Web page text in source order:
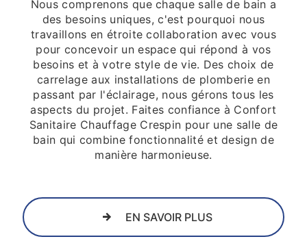
Nous comprenons que chaque salle de bain a
des besoins uniques, c'est pourquoi nous
travaillons en étroite collaboration avec vous
pour concevoir un espace qui répond à vos
besoins et à votre style de vie. Des choix de
carrelage aux installations de plomberie en
passant par l'éclairage, nous gérons tous les
aspects du projet. Faites confiance à Confort
Sanitaire Chauffage Crespin pour une salle de
bain qui combine fonctionnalité et design de
manière harmonieuse.
EN SAVOIR PLUS